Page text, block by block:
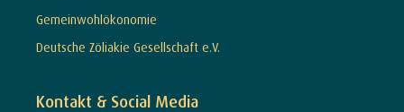
Gemeinwohlökonomie
Deutsche Zöliakie Gesellschaft e.V.
Kontakt & Social Media